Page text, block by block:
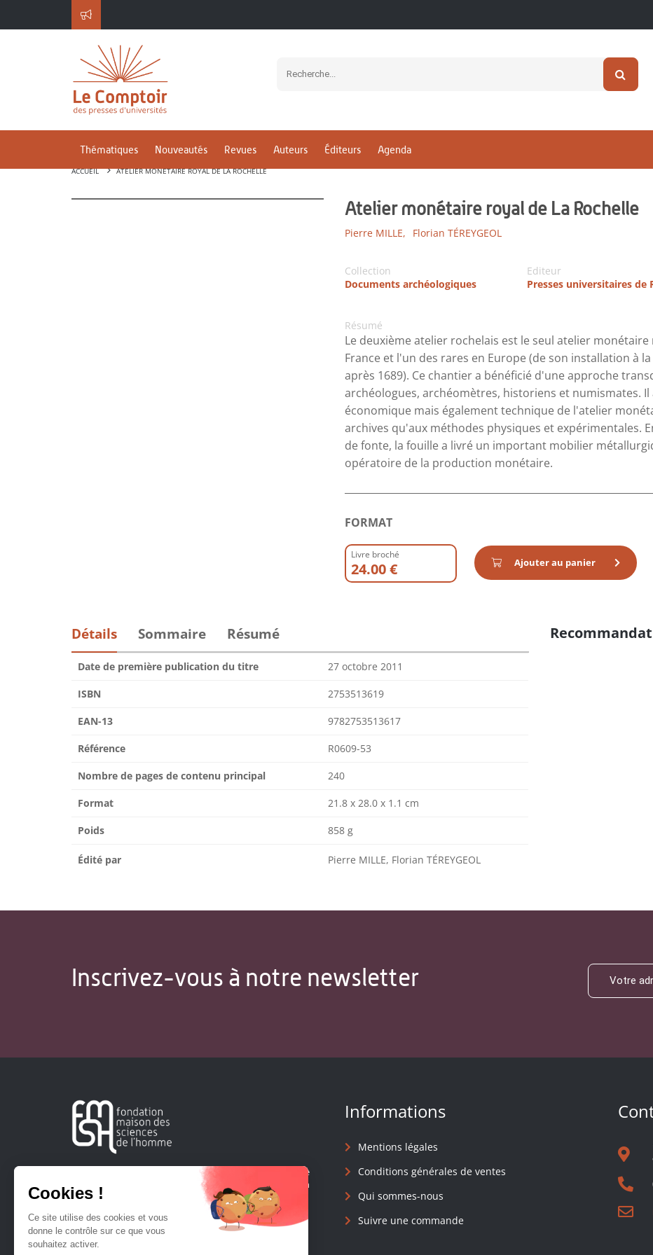
Thématiques Nouveautés Revues Auteurs Éditeurs Agenda
ACCUEIL ATELIER MONÉTAIRE ROYAL DE LA ROCHELLE
Atelier monétaire royal de La Rochelle
Pierre MILLE, Florian TÉREYGEOL
Collection
Documents archéologiques
Editeur
Presses universitaires de
Résumé
Le deuxième atelier rochelais est le seul atelier
France et l'un des rares en Europe (de son installation à
après 1689). Ce chantier a bénéficié d'une approche
archéologues, archéomètres, historiens et numismates.
économique mais également technique de l'atelier
archives qu'aux méthodes physiques et expérimentales.
de fonte, la fouille a livré un important mobilier
opératoire de la production monétaire.
FORMAT
Livre broché
24.00 € Ajouter au panier
Détails Sommaire Résumé
Date de première publication du titre 27 octobre 2011
ISBN 2753513619
EAN-13 9782753513617
Référence R0609-53
Nombre de pages de contenu principal 240
Format 21.8 x 28.0 x 1.1 cm
Poids 858 g
Édité par Pierre MILLE, Florian TÉREYGEOL
Inscrivez-vous à notre newsletter
Créée en 1963, la Fondation Maison Sciences de l'Homme
soutient la recherche et la diffusion des connaissances en
sciences humaines et sociales.
Informations
Mentions légales
Conditions générales de ventes
Qui sommes-nous
Suivre une commande